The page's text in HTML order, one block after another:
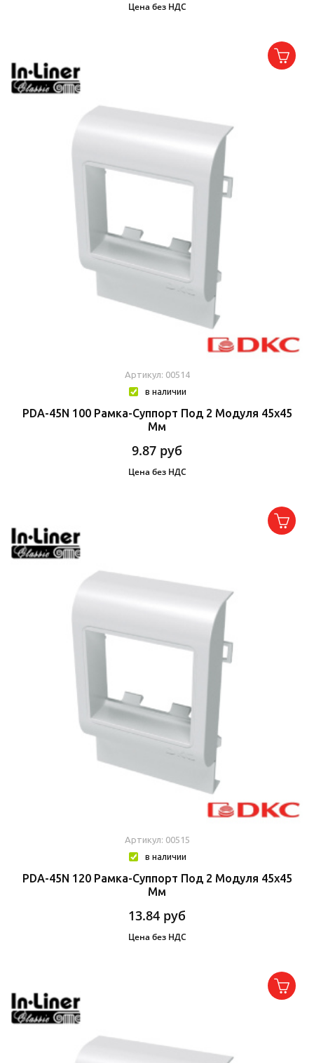
Цена без НДС
Артикул: 00514
в наличии
PDA-45N 100 Рамка-Суппорт Под 2 Модуля 45x45
Мм
9.87 руб
Цена без НДС
Артикул: 00515
в наличии
PDA-45N 120 Рамка-Суппорт Под 2 Модуля 45x45
Мм
13.84 руб
Цена без НДС